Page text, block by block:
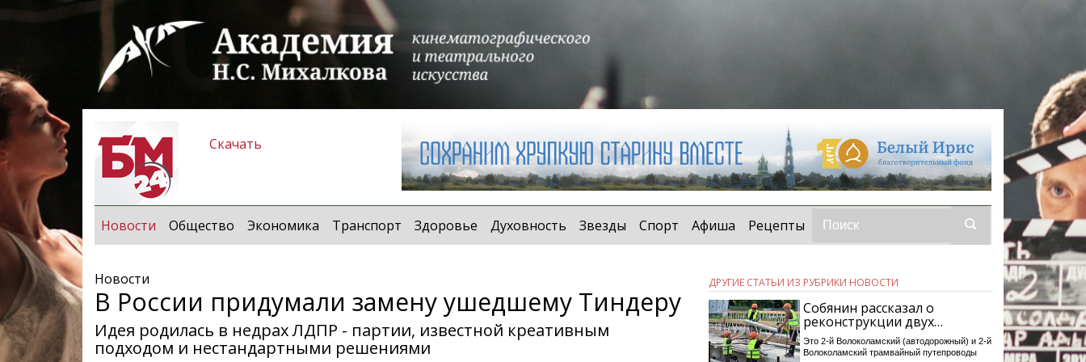
Скачать
Новости (current)
Общество Экономика Транспорт Здоровье Духовность Звезды Спорт Афиша Рецепты
Новости
В России придумали замену ушедшему Тиндеру
Идея родилась в недрах ЛДПР - партии, известной креативным
подходом и нестандартными решениями
ДРУГИЕ СТАТЬИ ИЗ РУБРИКИ НОВОСТИ
Собянин рассказал о
реконструкции двух…
Это 2-й Волоколамский (автодорожный) и 2-й
Волоколамский трамвайный путепроводы